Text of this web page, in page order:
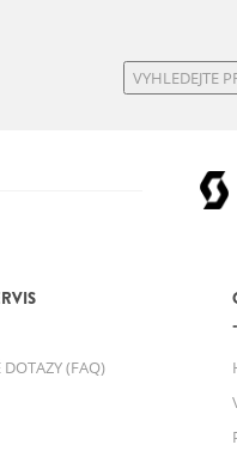
VYHLEDEJTE
DOTAZY (FAQ)